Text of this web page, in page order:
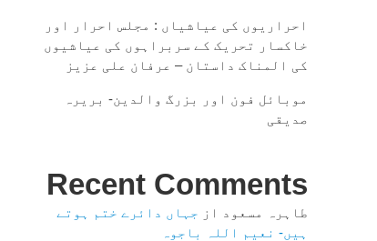
احراریوں کی عیاشیاں : مجلس احرار اور
خاکسار تحریک کے سربراہوں کی عیاشیوں
کی المناک داستان – عرفان علی عزیز
موبائل فون اور بزرگ والدین- بریرہ
صدیقی
Recent Comments
طاہرہ مسعود از جہاں دائرے ختم ہوتے
ہیں- نعیم اللہ باجوہ